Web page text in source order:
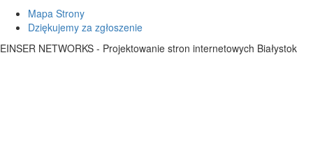
Mapa Strony
Dziękujemy za zgłoszenie
EINSER NETWORKS - Projektowanie stron internetowych Białystok